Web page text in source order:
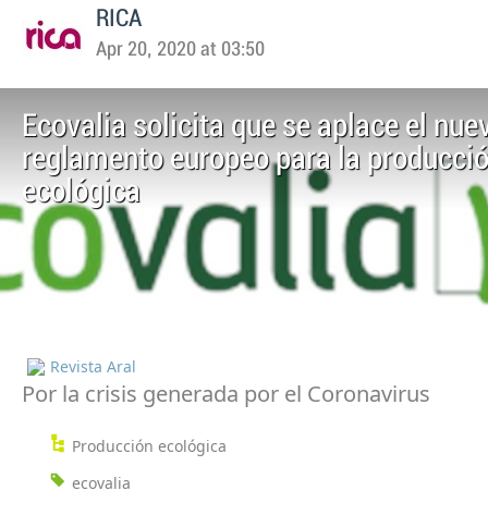
RICA
Apr 20, 2020 at 03:50
Ecovalia solicita que se aplace el
reglamento europeo para la
ecológica
Revista Aral
Por la crisis generada por el Coronavirus
Producción ecológica
ecovalia